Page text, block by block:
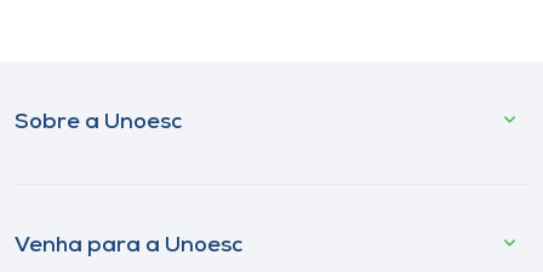
Sobre a Unoesc
Venha para a Unoesc